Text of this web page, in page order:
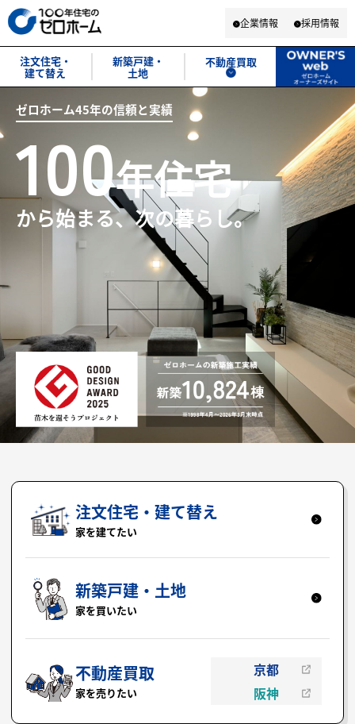
企業情報 採用情報
注文住宅・
建て替え
新築戸建・
土地
不動産買取
ゼロホーム45年の信頼と実績
100年住宅
から始まる、次の暮らし。
ゼロホーム45年の信頼と実績
100年住宅
から始まる、次の暮らし。
ゼロホーム45年の信頼と実績
100年住宅
から始まる、次の暮らし。
ゼロホーム45年の信頼と実績
100
から始まる、次の暮らし。
ゼロホーム45年の信頼と実績
100
から始まる、次の暮らし。
ゼロホーム45年の信頼と実績
100
から始まる、次の暮らし。
注文住宅・建て替え
家を建てたい
新築戸建・土地
家を買いたい
不動産買取
家を売りたい
京都
阪神